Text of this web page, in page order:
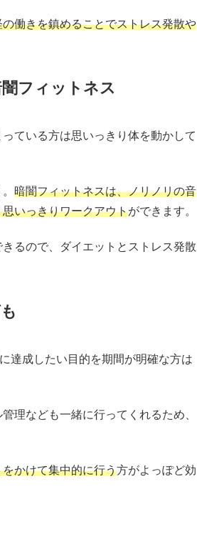
の働きを鎮めることでストレス発散や
フィットネス
ている方は思いっきり体を動かして
暗闇フィットネスは、ノリノリの音
いっきりワークアウトができます。
るので、ダイエットとストレス発散
達成したい目的を期間が明確な方は
理なども一緒に行ってくれるため、
かけて集中的に行う方がよっぽど効